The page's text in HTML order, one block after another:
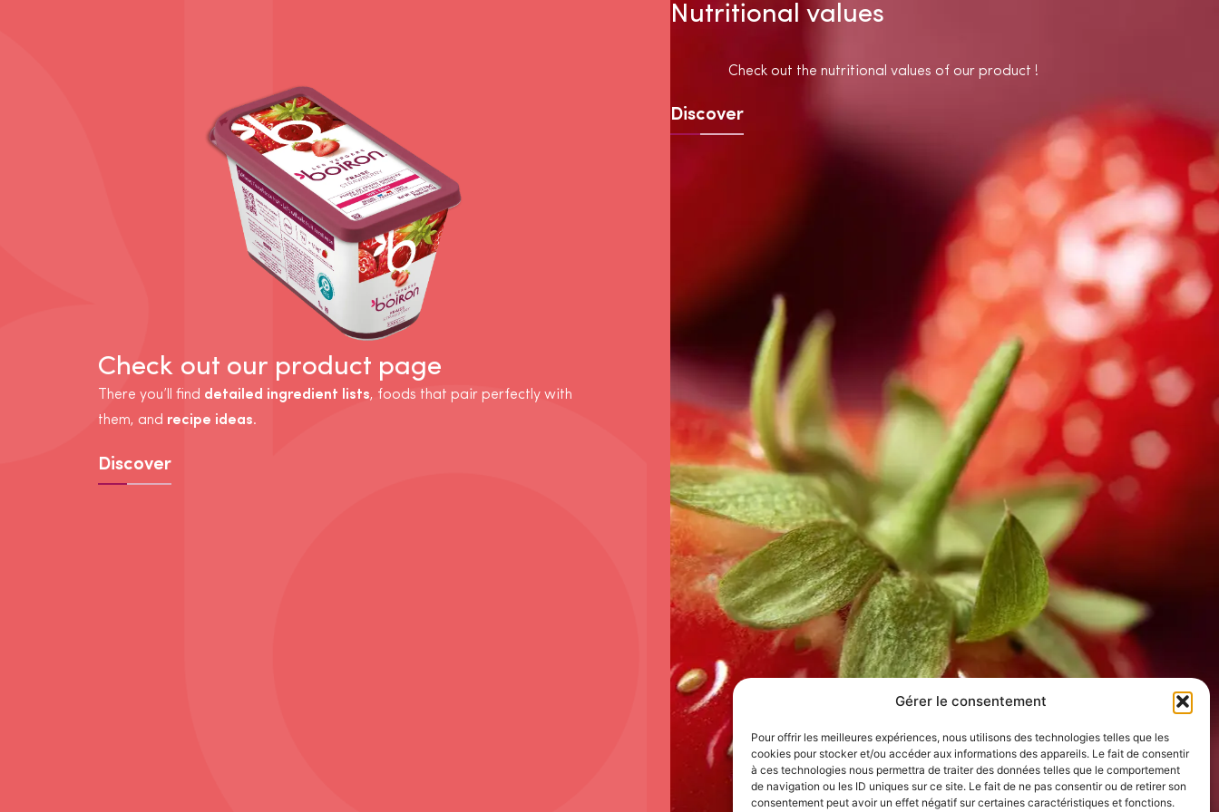
Gérer le consentement
Pour offrir les meilleures expériences, nous utilisons des technologies telles que les
cookies pour stocker et/ou accéder aux informations des appareils. Le fait de consentir
à ces technologies nous permettra de traiter des données telles que le comportement
de navigation ou les ID uniques sur ce site. Le fait de ne pas consentir ou de retirer son
consentement peut avoir un effet négatif sur certaines caractéristiques et fonctions.
Check out our product page
There you’ll find detailed ingredient lists, foods that pair perfectly with
them, and recipe ideas.
Discover
Nutritional values
Check out the nutritional values of our product !
Discover